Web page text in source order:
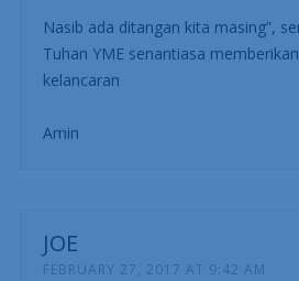
Nasib ada ditangan kita masing”,
Tuhan YME senantiasa
kelancaran
Amin
JOE
FEBRUARY 27, 2017 AT 9:42 AM